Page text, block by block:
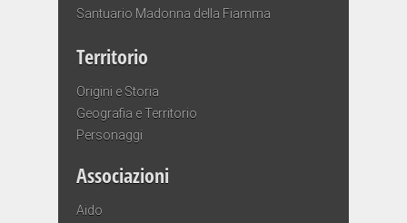
Santuario Madonna della Fiamma
Territorio
Origini e Storia
Geografia e Territorio
Personaggi
Associazioni
Aido